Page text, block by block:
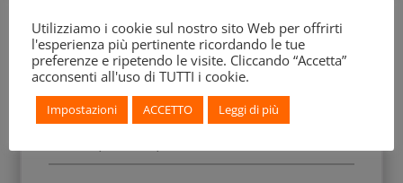
Data di Acquisizione: 1836
Scena: mitologica, dionisiaca
Utilizziamo i cookie sul nostro sito Web per offrirti
l'esperienza più pertinente ricordando le tue
preferenze e ripetendo le visite. Cliccando “Accetta”
acconsenti all'uso di TUTTI i cookie.
Impostazioni ACCETTO Leggi di più